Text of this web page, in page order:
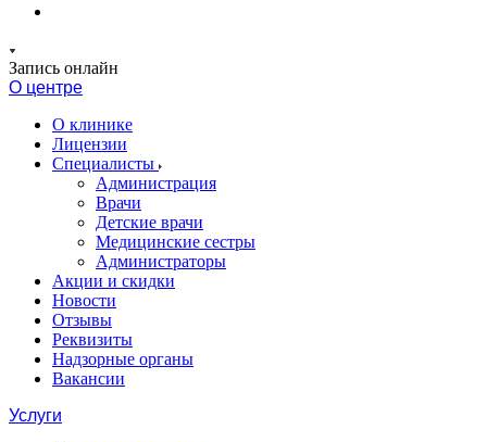
Запись онлайн
О центре
О клинике
Лицензии
Специалисты
Администрация
Врачи
Детские врачи
Медицинские сестры
Администраторы
Акции и скидки
Новости
Отзывы
Реквизиты
Надзорные органы
Вакансии
Услуги